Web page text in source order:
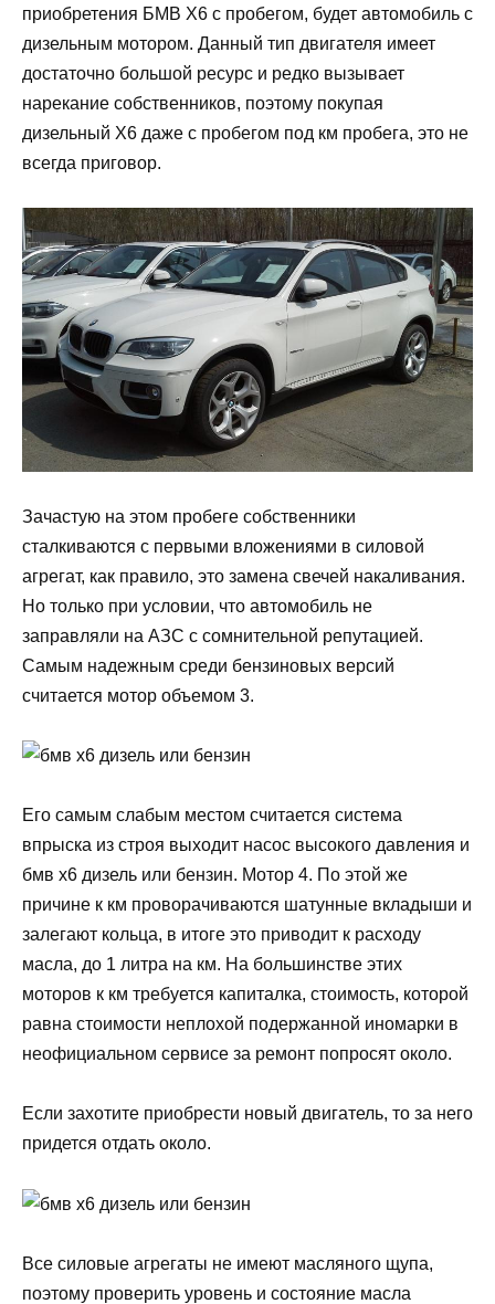
приобретения БМВ Х6 с пробегом, будет автомобиль с
дизельным мотором. Данный тип двигателя имеет
достаточно большой ресурс и редко вызывает
нарекание собственников, поэтому покупая
дизельный Х6 даже с пробегом под км пробега, это не
всегда приговор.
Зачастую на этом пробеге собственники
сталкиваются с первыми вложениями в силовой
агрегат, как правило, это замена свечей накаливания.
Но только при условии, что автомобиль не
заправляли на АЗС с сомнительной репутацией.
Самым надежным среди бензиновых версий
считается мотор объемом 3.
Его самым слабым местом считается система
впрыска из строя выходит насос высокого давления и
бмв х6 дизель или бензин. Мотор 4. По этой же
причине к км проворачиваются шатунные вкладыши и
залегают кольца, в итоге это приводит к расходу
масла, до 1 литра на км. На большинстве этих
моторов к км требуется капиталка, стоимость, которой
равна стоимости неплохой подержанной иномарки в
неофициальном сервисе за ремонт попросят около.
Если захотите приобрести новый двигатель, то за него
придется отдать около.
Все силовые агрегаты не имеют масляного щупа,
поэтому проверить уровень и состояние масла